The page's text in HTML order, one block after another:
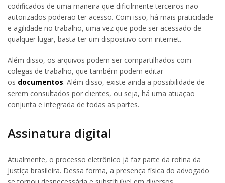
codificados de uma maneira que dificilmente terceiros não
autorizados poderão ter acesso. Com isso, há mais praticidade
e agilidade no trabalho, uma vez que pode ser acessado de
qualquer lugar, basta ter um dispositivo com internet.
Além disso, os arquivos podem ser compartilhados com
colegas de trabalho, que também podem editar
os documentos. Além disso, existe ainda a possibilidade de
serem consultados por clientes, ou seja, há uma atuação
conjunta e integrada de todas as partes.
Assinatura digital
Atualmente, o processo eletrônico já faz parte da rotina da
Justiça brasileira. Dessa forma, a presença física do advogado